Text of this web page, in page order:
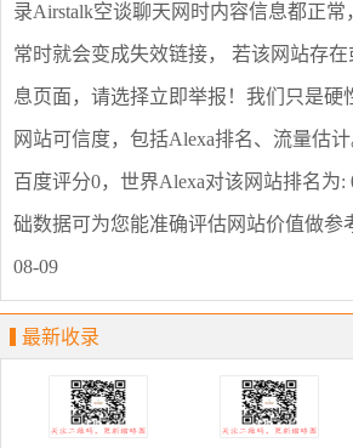
录Airstalk空谈聊天网 时内容信息都正
常时就会变成失效链接， 若该网站存
息页面，请选择立即举报 ！我们只是硬
网站可信度，包括Alexa排名、流量估
百度评分0，世界Alexa对该网站排名为
础数据可为您能准确评估网站价值做参
08-09
最新收录